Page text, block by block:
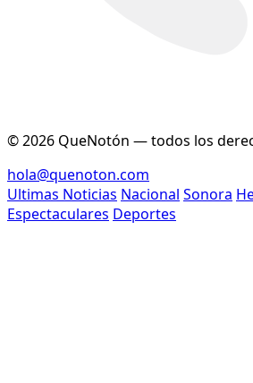
© 2026 QueNotón — todos los
hola@quenoton.com
Ultimas Noticias Nacional Sonora
Espectaculares Deportes